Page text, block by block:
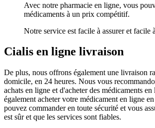
Avec notre pharmacie en ligne, vous
médicaments à un prix compétitif.
Notre service est facile à assurer et facile
Cialis en ligne livraison
De plus, nous offrons également une livraison
domicile, en 24 heures. Nous vous
achats en ligne et d'acheter des médicaments
également acheter votre médicament en ligne
pouvez commander en toute sécurité et vous
est sûr et que les services sont fiables.